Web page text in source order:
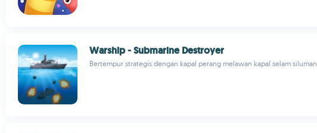
Warship - Submarine Destroyer
Bertempur strategis dengan kapal perang melawan kapal selam siluman